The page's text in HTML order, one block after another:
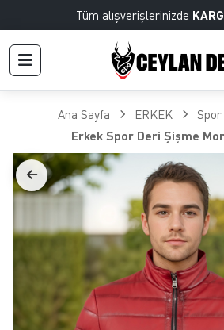
Tüm alışverişlerinizde
Ana Sayfa ERKEK
Spor
Erkek Spor Deri Şişme